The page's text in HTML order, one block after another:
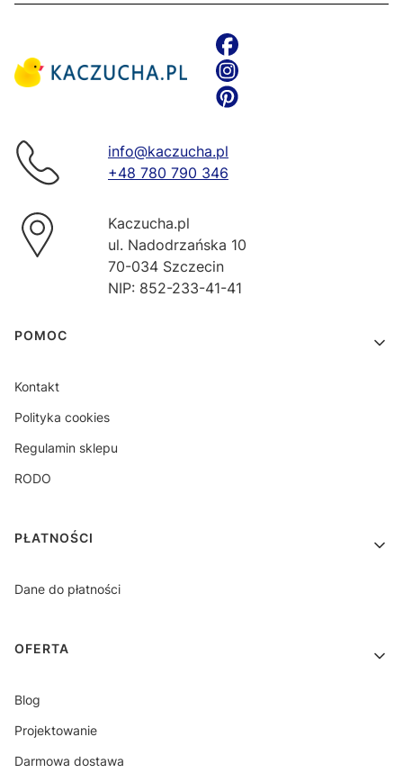
info@kaczucha.pl
+48 780 790 346
Kaczucha.pl
ul. Nadodrzańska 10
70-034 Szczecin
NIP: 852-233-41-41
Linki w stopce
POMOC
Kontakt
Polityka cookies
Regulamin sklepu
RODO
PŁATNOŚCI
Dane do płatności
OFERTA
Blog
Projektowanie
Darmowa dostawa